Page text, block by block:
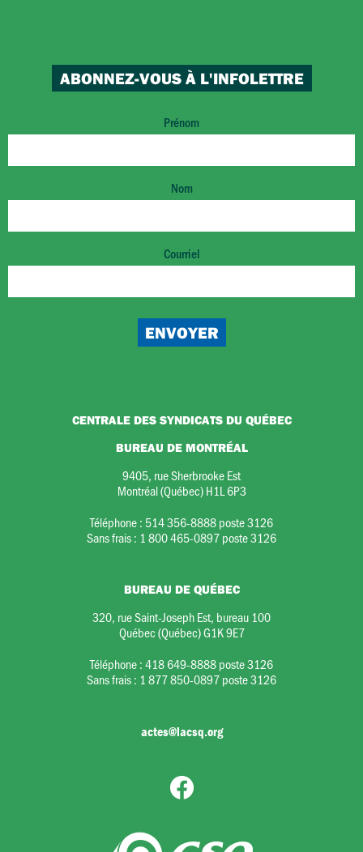
ABONNEZ-VOUS À L'INFOLETTRE
Prénom
Nom
Courriel
CENTRALE DES SYNDICATS DU QUÉBEC
BUREAU DE MONTRÉAL
9405, rue Sherbrooke Est
Montréal (Québec) H1L 6P3
Téléphone : 514 356-8888 poste 3126
Sans frais : 1 800 465-0897 poste 3126
BUREAU DE QUÉBEC
320, rue Saint-Joseph Est, bureau 100
Québec (Québec) G1K 9E7
Téléphone :418 649-8888 poste 3126
Sans frais : 1 877 850-0897 poste 3126
actes@lacsq.org